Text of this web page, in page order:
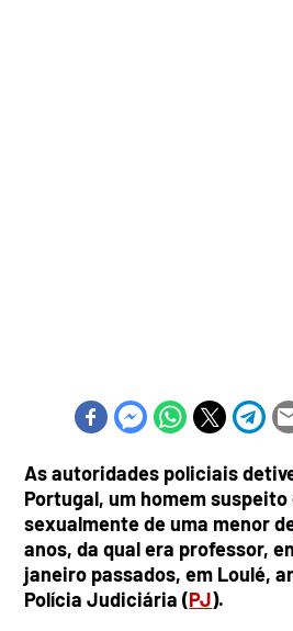
As autoridades policiais
Portugal, um homem suspeito
sexualmente de uma menor
anos, da qual era professor,
janeiro passados, em Loulé,
Polícia Judiciária (PJ).